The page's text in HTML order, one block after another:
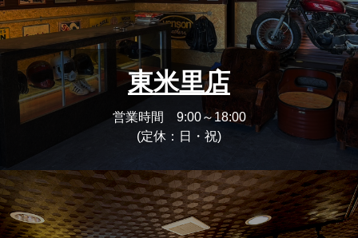
東米里店
営業時間 9:00～18:00
(定休：日・祝)